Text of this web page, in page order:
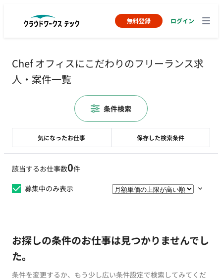
無料登録 ログイン
Chef オフィスにこだわりのフリーランス求
人・案件一覧
該当するお仕事数0件
募集中のみ表示
お探しの条件のお仕事は見つかりませんでし
た。
条件を変更するか、もう少し広い条件設定で検索してみてくだ
気になったお仕事 保存した検索条件
条件検索